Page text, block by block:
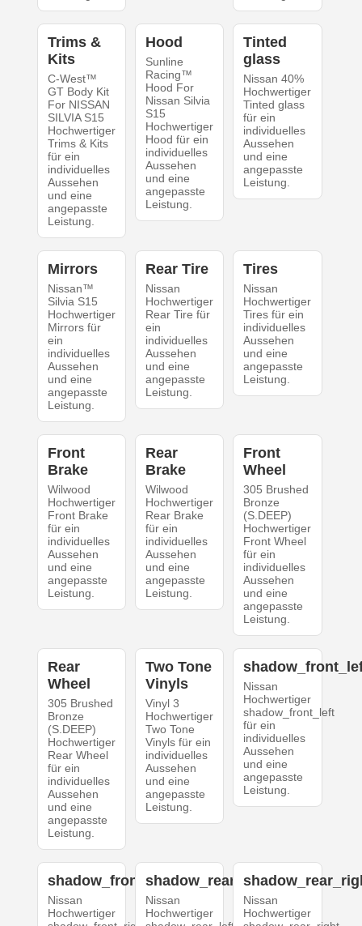
Trims &
Kits
C-West™
GT Body Kit
For NISSAN
SILVIA S15
Hochwertiger
Trims & Kits
für ein
individuelles
Aussehen
und eine
angepasste
Leistung.
Hood
Sunline
Racing™
Hood For
Nissan Silvia
S15
Hochwertiger
Hood für ein
individuelles
Aussehen
und eine
angepasste
Leistung.
Tinted
glass
Nissan 40%
Hochwertiger
Tinted glass
für ein
individuelles
Aussehen
und eine
angepasste
Leistung.
Mirrors
Nissan™
Silvia S15
Hochwertiger
Mirrors für
ein
individuelles
Aussehen
und eine
angepasste
Leistung.
Rear Tire
Nissan
Hochwertiger
Rear Tire für
ein
individuelles
Aussehen
und eine
angepasste
Leistung.
Tires
Nissan
Hochwertiger
Tires für ein
individuelles
Aussehen
und eine
angepasste
Leistung.
Front
Brake
Wilwood
Hochwertiger
Front Brake
für ein
individuelles
Aussehen
und eine
angepasste
Leistung.
Rear
Brake
Wilwood
Hochwertiger
Rear Brake
für ein
individuelles
Aussehen
und eine
angepasste
Leistung.
Front
Wheel
305 Brushed
Bronze
(S.DEEP)
Hochwertiger
Front Wheel
für ein
individuelles
Aussehen
und eine
angepasste
Leistung.
Rear
Wheel
305 Brushed
Bronze
(S.DEEP)
Hochwertiger
Rear Wheel
für ein
individuelles
Aussehen
und eine
angepasste
Leistung.
Two Tone
Vinyls
Vinyl 3
Hochwertiger
Two Tone
Vinyls für ein
individuelles
Aussehen
und eine
angepasste
Leistung.
Nissan
Hochwertiger
shadow_front_left
für ein
individuelles
Aussehen
und eine
angepasste
Leistung.
shadow_front_right
Nissan
Hochwertiger
shadow_rear_left
Nissan
Hochwertiger
Nissan
Hochwertiger